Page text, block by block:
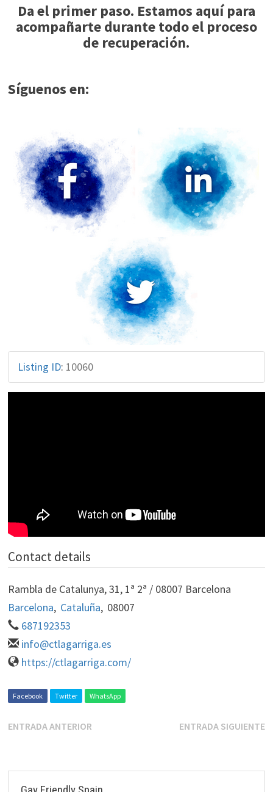
Da el primer paso. Estamos aquí para
acompañarte durante todo el proceso
de recuperación.
Síguenos en:
Listing ID: 10060
Contact details
Rambla de Catalunya, 31, 1ª 2ª / 08007 Barcelona
Barcelona, Cataluña, 08007
687192353
info@ctlagarriga.es
https://ctlagarriga.com/
Facebook Twitter WhatsApp
ENTRADA ANTERIOR ENTRADA SIGUIENTE